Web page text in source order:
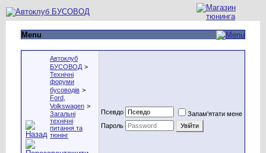
Menu
Автоклуб
БУСОВОД >
Технічні
форуми
бусоводів >
Ford,
Volkswagen >
Загальні
технічні
питання та
тюнінг
Псевдо
Запам'ятати мене
Пароль